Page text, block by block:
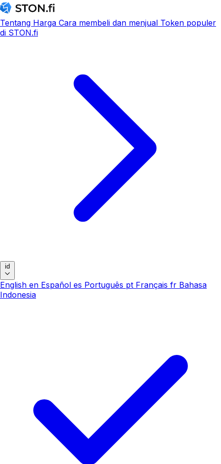
Tentang Harga Cara membeli dan menjual Token populer
di STON.fi
id
English en Español es Português pt Français fr Bahasa
Indonesia